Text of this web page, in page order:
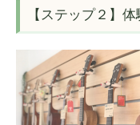
【ステップ２】